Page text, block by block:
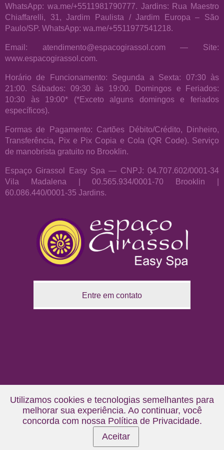
WhatsApp: wa.me/+5511981790777. Jardins: Rua Maestro
Chiaffarelli, 31, Jardim Paulista / Jardim Europa – São
Paulo/SP. WhatsApp: wa.me/+5511977541218.
Email: atendimento@espacogirassol.com — Site:
www.espacogirassol.com.
Horário de Funcionamento: Segunda a Sexta: 07:30 às
21:00. Sábados: 09:30 às 19:00. Domingos e Feriados:
10:30 às 19:00* (*Exceto alguns domingos e feriados
específicos).
Formas de Pagamento: Cartões Débito/Crédito, Dinheiro,
Transferência, Pix e Pix Copia e Cola (QR Code). Serviço
de manobrista gratuito no Brooklin.
Espaço Girassol Easy Spa — CNPJ: 04.707.602/0001-34
Vila Madalena | 00.565.934/0001-70 Brooklin |
60.086.440/0001-35 Jardins.
Entre em contato
Utilizamos cookies e tecnologias semelhantes para
melhorar sua experiência. Ao continuar, você
concorda com nossa Política de Privacidade.
Aceitar